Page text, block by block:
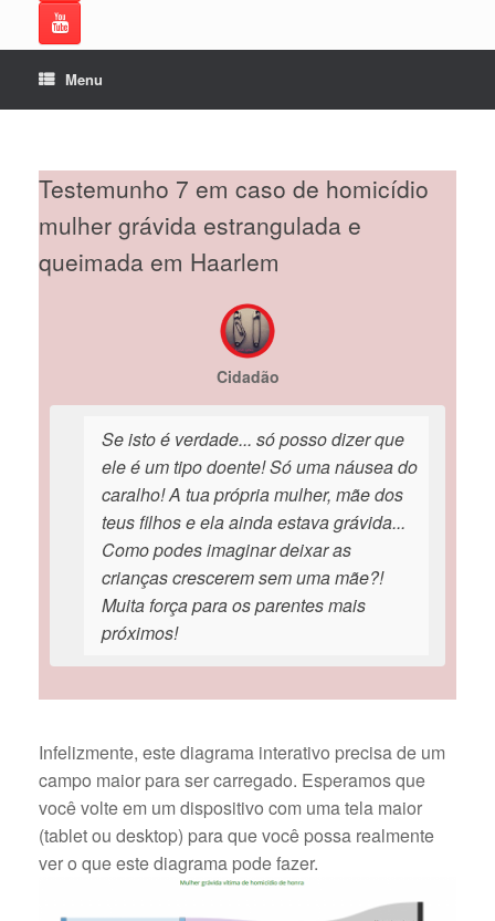
Menu
Testemunho 7 em caso de homicídio
mulher grávida estrangulada e
queimada em Haarlem
Cidadão
Se isto é verdade... só posso dizer que
ele é um tipo doente! Só uma náusea do
caralho! A tua própria mulher, mãe dos
teus filhos e ela ainda estava grávida...
Como podes imaginar deixar as
crianças crescerem sem uma mãe?!
Muita força para os parentes mais
próximos!
Infelizmente, este diagrama interativo precisa de um
campo maior para ser carregado. Esperamos que
você volte em um dispositivo com uma tela maior
(tablet ou desktop) para que você possa realmente
ver o que este diagrama pode fazer.